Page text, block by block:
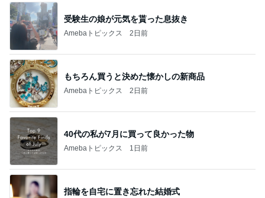
受験生の娘が元気を貰った息抜き
Amebaトピックス 2日前
もちろん買うと決めた懐かしの新商品
Amebaトピックス 2日前
40代の私が7月に買って良かった物
Amebaトピックス 1日前
指輪を自宅に置き忘れた結婚式